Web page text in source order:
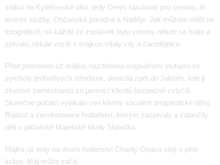
sídlící na Kylešovské ulici, tedy Denní stacionář pro seniory, tři
terénní služby, Občanská poradna a Naděje. Jak můžete vidět na
fotografiích, na každé ze zastávek bylo veselo, někde se hrálo a
zpívalo, někde vozík s májkou vítaly víly a čarodějnice.
Před polednem už májka, nazdobená originálními stuhami se
symboly jednotlivých středisek, dorazila zpět do Jaktaře, kde ji
zkušení zaměstnanci za pomocí klientů bezpečně vztyčili.
Slunečné počasí vylákalo ven klienty sociálně terapeutické dílny
Radost a zaměstnance ředitelství, kterým zazpívaly a zatančily
děti z jaktařské Mateřské školy Sluníčko.
Májka už tedy na dvoře ředitelství Charity Opava stojí v plné
kráse. Máj může začít.